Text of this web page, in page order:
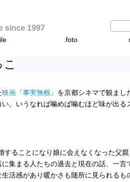
since 1997
.foto
映画『事実無根』 を京都シネマで観まし
。いうなれば噛めば噛むほど味が出
することになり娘に会えなくなった父
集まる人たちの過去と現在の話、一
活感があり暖かさも随所に見られる